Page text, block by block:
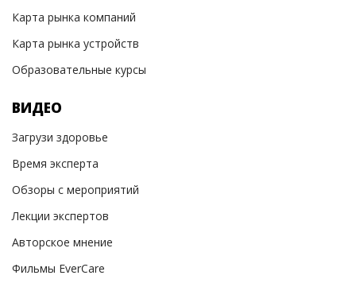
Карта рынка компаний
Карта рынка устройств
Образовательные курсы
ВИДЕО
Загрузи здоровье
Время эксперта
Обзоры с мероприятий
Лекции экспертов
Авторское мнение
Фильмы EverCare